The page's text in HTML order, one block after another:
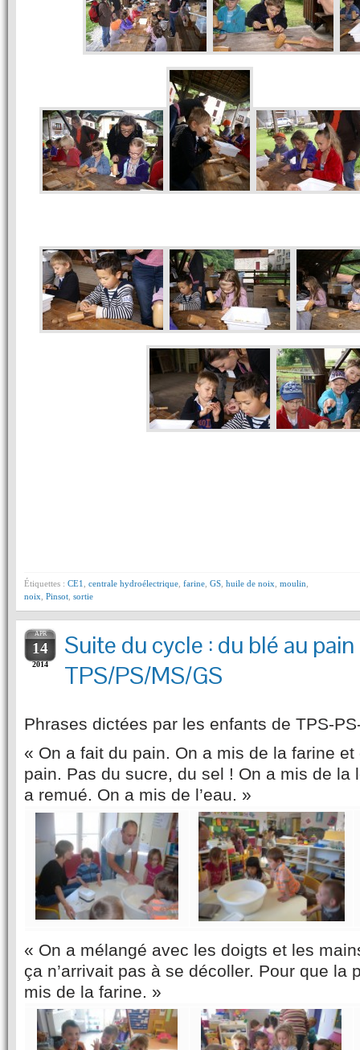
Étiquettes : CE1 centrale hydroélectrique farine GS huile de noix moulin
noix Pinsot sortie
APR
14
2014
Suite du cycle : du blé au pain
TPS/PS/MS/GS
Phrases dictées par les enfants de TPS-
« On a fait du pain. On a mis de la farine
pain. Pas du sucre, du sel ! On a mis de la
a remué. On a mis de l’eau. »
« On a mélangé avec les doigts et les
ça n’arrivait pas à se décoller. Pour que la
mis de la farine. »